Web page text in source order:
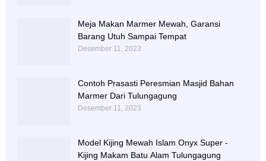
Meja Makan Marmer Mewah, Garansi
Barang Utuh Sampai Tempat
Desember 11, 2023
Contoh Prasasti Peresmian Masjid Bahan
Marmer Dari Tulungagung
Desember 11, 2023
Model Kijing Mewah Islam Onyx Super -
Kijing Makam Batu Alam Tulungagung